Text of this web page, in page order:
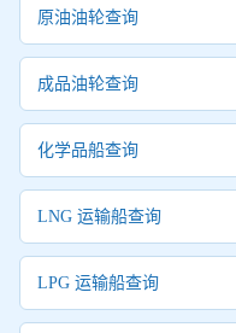
原油油轮查询
成品油轮查询
化学品船查询
LNG 运输船查询
LPG 运输船查询